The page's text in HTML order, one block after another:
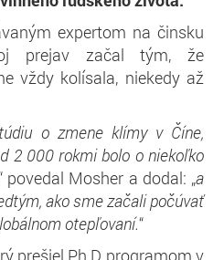
expertom na činsku
prejav začal tým, že
vždy kolísala, niekedy až
o zmene klímy v Číne,
2 000 rokmi bolo o niekoľko
povedal Mosher a dodal: „a
ako sme začali počúvať
otepľovaní.“
prešiel Ph.D programom v